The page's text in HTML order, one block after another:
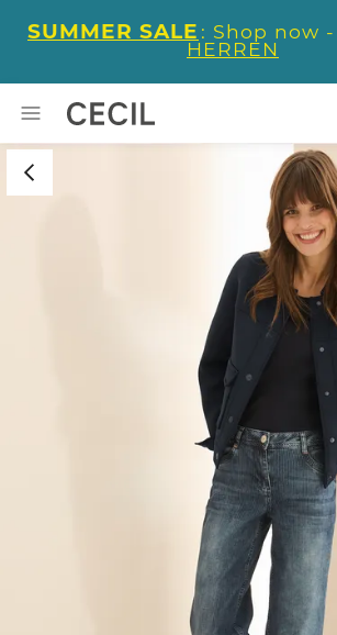
SUMMER SALE : Shop now -
HERREN